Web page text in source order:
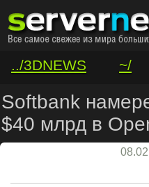
../3DNEWS ~/
/VAR/CONTACT
Softbank
$40 млрд в